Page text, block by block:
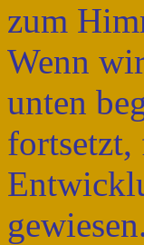
zum
Wenn
unten